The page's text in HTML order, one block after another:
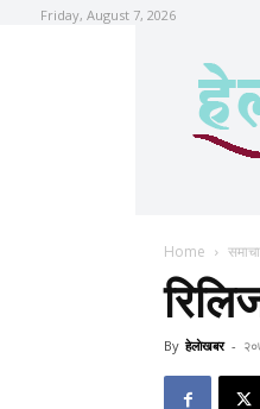
Friday, August 7, 2026
Home
By हेलाेखबर -